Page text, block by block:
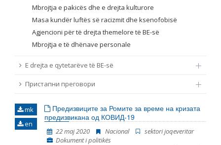
Mbrojtja e pakicës dhe e drejta kulturore
Masa kundër luftës së racizmit dhe ksenofobisë
Agjencioni për të drejta themelore të BE-së
Mbrojtja e të dhënave personale
E drejta e qytetarëve të BE-së
Пристапни преговори
mk
en
Предизвиците за Ромите за време на кризата
предизвикана од КОВИД-19
22 maj 2020 Nacional
sektori joqeveritar
Dokument i politikës